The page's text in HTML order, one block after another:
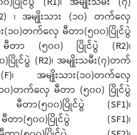
၊ အမျိုးသား (၁၀) တက်လှေ
း(၁၀)တက်လှေ မီတာ(၅၀၀)ပြိုင်ပွဲ
တာ (၅၀၀) ပြိုင်ပွဲ (R2)၊
ြိုင်ပွဲ (R2)၊ အမျိုးသမီး(၇)တက်
အမျိုးသား(၁၀)တက်လှေ
(၁၀)တက်လှေ မီတာ (၅၀၀) ပြိုင်ပွဲ
တာ(၅၀၀)ပြိုင်ပွဲ (SF1)၊
ာ(၅၀၀)ပြိုင်ပွဲ (SF1)၊